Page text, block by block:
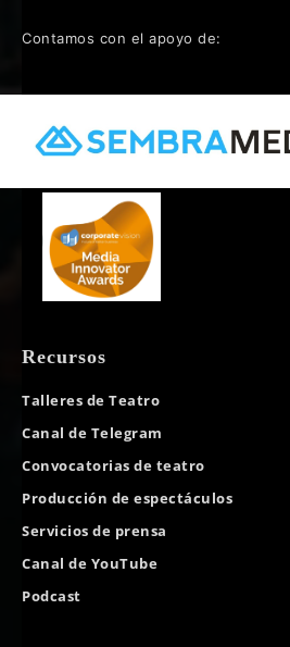
Contamos con el apoyo de:
Recursos
Talleres de Teatro
Canal de Telegram
Convocatorias de teatro
Producción de espectáculos
Servicios de prensa
Canal de YouTube
Podcast